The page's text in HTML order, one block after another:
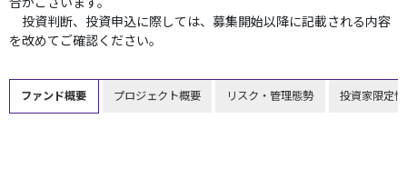
投資判断、投資申込に際しては、募集開始以降に記載される内容
を改めてご確認ください。
ファンド概要 プロジェクト概要 リスク・管理態勢 投資家限定